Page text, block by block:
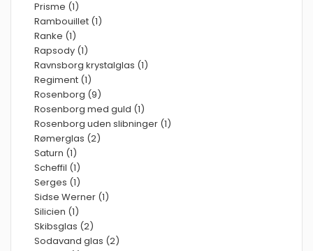
Prisme (1)
Rambouillet (1)
Ranke (1)
Rapsody (1)
Ravnsborg krystalglas (1)
Regiment (1)
Rosenborg (9)
Rosenborg med guld (1)
Rosenborg uden slibninger (1)
Rømerglas (2)
Saturn (1)
Scheffil (1)
Serges (1)
Sidse Werner (1)
Silicien (1)
Skibsglas (2)
Sodavand glas (2)